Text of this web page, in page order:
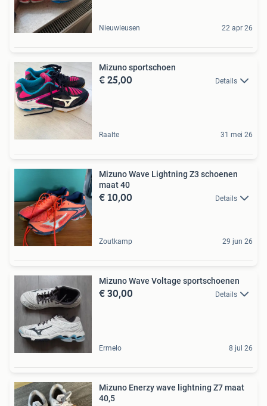
Nieuwleusen 22 apr 26
Mizuno sportschoen
€ 25,00 Details
Raalte 31 mei 26
Mizuno Wave Lightning Z3 schoenen
maat 40
€ 10,00 Details
Zoutkamp 29 jun 26
Mizuno Wave Voltage sportschoenen
€ 30,00 Details
Ermelo 8 jul 26
Mizuno Enerzy wave lightning Z7 maat
40,5